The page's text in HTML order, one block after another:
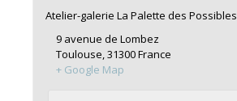
Atelier-galerie La Palette des Possibles
9 avenue de Lombez
Toulouse,31300France
+ Google Map